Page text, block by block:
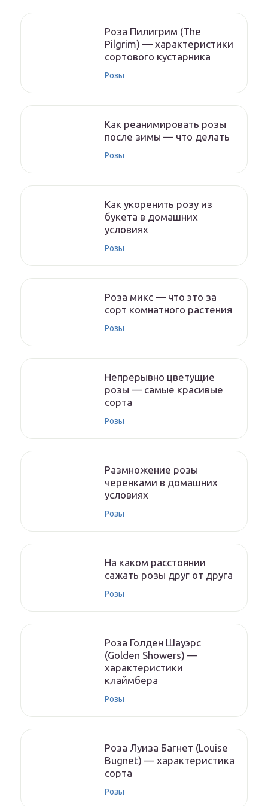
Роза Пилигрим (The
Pilgrim) — характеристики
сортового кустарника
Розы
Как реанимировать розы
после зимы — что делать
Розы
Как укоренить розу из
букета в домашних
условиях
Розы
Роза микс — что это за
сорт комнатного растения
Розы
Непрерывно цветущие
розы — самые красивые
сорта
Розы
Размножение розы
черенками в домашних
условиях
Розы
На каком расстоянии
сажать розы друг от друга
Розы
Роза Голден Шауэрс
(Golden Showers) —
характеристики
клаймбера
Розы
Роза Луиза Багнет (Louise
Bugnet) — характеристика
сорта
Розы